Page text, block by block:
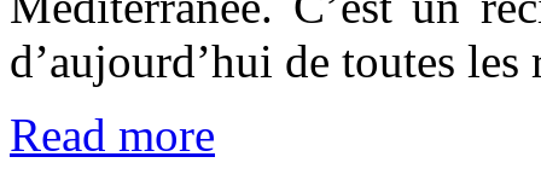
d’aujourd’hui de toutes
Read more